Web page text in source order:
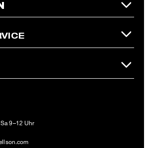
einmalig ab einem Mindestbestellwert von
von Retouren/Warenrückgaben) im
9–12 Uhr